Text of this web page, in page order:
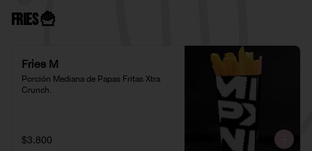
Fries 🍟
Fries M
Porción Mediana de Papas Fritas Xtra
Crunch.
$3.800